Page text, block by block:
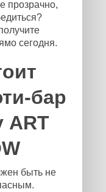
прозрачно,
сегодня.
бар
ART
быть не